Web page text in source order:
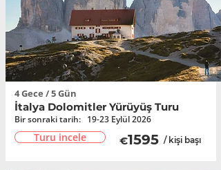
4 Gece / 5 Gün
İtalya Dolomitler Yürüyüş Turu
Bir sonraki tarih: 19-23 Eylül 2026
Turu incele €1595 / kişi başı